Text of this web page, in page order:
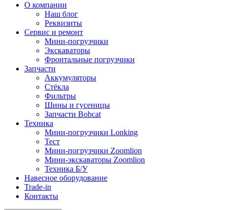
О компании
Наш блог
Реквизиты
Сервис и ремонт
Мини-погрузчики
Экскаваторы
Фронтальные погрузчики
Запчасти
Аккумуляторы
Стёкла
Фильтры
Шины и гусеницы
Запчасти Bobcat
Техника
Мини-погрузчики Lonking
Тест
Мини-погрузчики Zoomlion
Мини-экскаваторы Zoomlion
Техника Б/У
Навесное оборудование
Trade-in
Контакты